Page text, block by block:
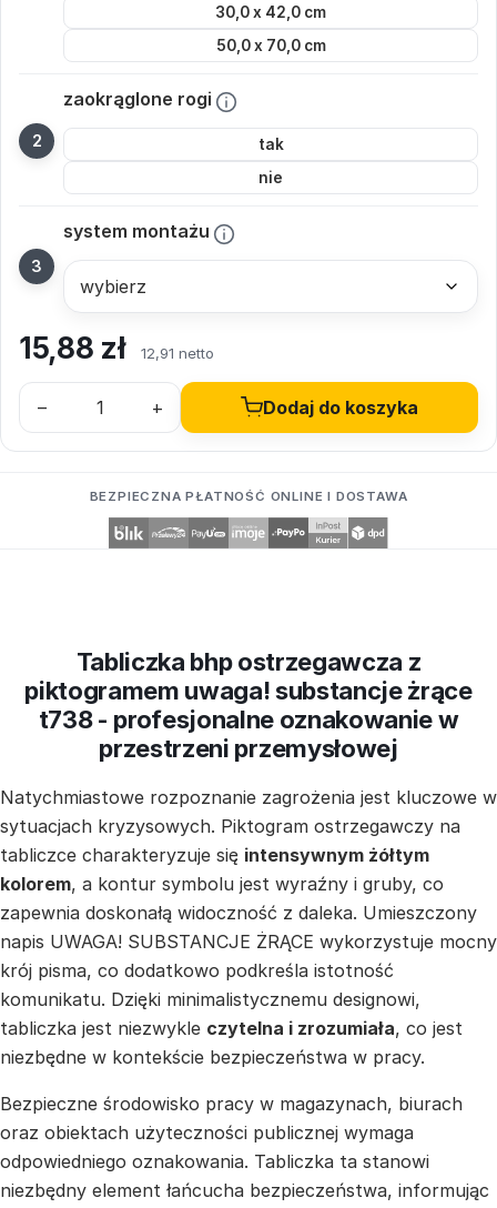
30,0 x 42,0 cm
50,0 x 70,0 cm
zaokrąglone rogi
tak
nie
system montażu
15,88 zł 12,91 netto
– + Dodaj do koszyka
BEZPIECZNA PŁATNOŚĆ ONLINE I DOSTAWA
Tabliczka bhp ostrzegawcza z
piktogramem uwaga! substancje żrące
t738 - profesjonalne oznakowanie w
przestrzeni przemysłowej
Natychmiastowe rozpoznanie zagrożenia jest kluczowe w
sytuacjach kryzysowych. Piktogram ostrzegawczy na
tabliczce charakteryzuje się intensywnym żółtym
kolorem, a kontur symbolu jest wyraźny i gruby, co
zapewnia doskonałą widoczność z daleka. Umieszczony
napis UWAGA! SUBSTANCJE ŻRĄCE wykorzystuje mocny
krój pisma, co dodatkowo podkreśla istotność
komunikatu. Dzięki minimalistycznemu designowi,
tabliczka jest niezwykle czytelna i zrozumiała, co jest
niezbędne w kontekście bezpieczeństwa w pracy.
Bezpieczne środowisko pracy w magazynach, biurach
oraz obiektach użyteczności publicznej wymaga
odpowiedniego oznakowania. Tabliczka ta stanowi
niezbędny element łańcucha bezpieczeństwa, informując